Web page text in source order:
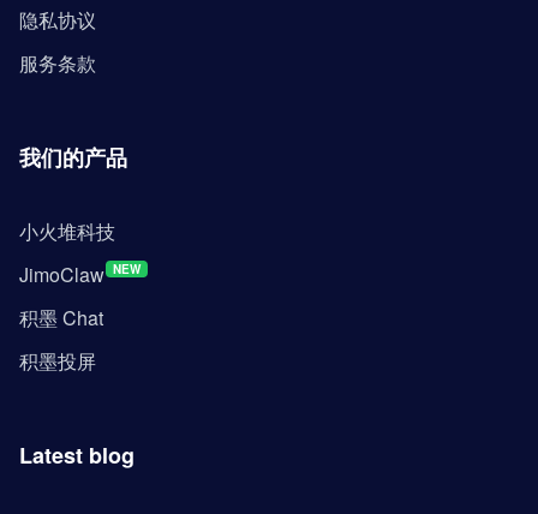
隐私协议
服务条款
我们的产品
小火堆科技
JimoClaw NEW
积墨 Chat
积墨投屏
Latest blog